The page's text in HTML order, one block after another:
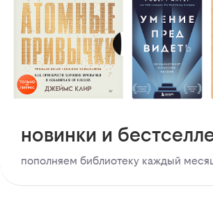
новинки и
пополняем библиотеку каждый